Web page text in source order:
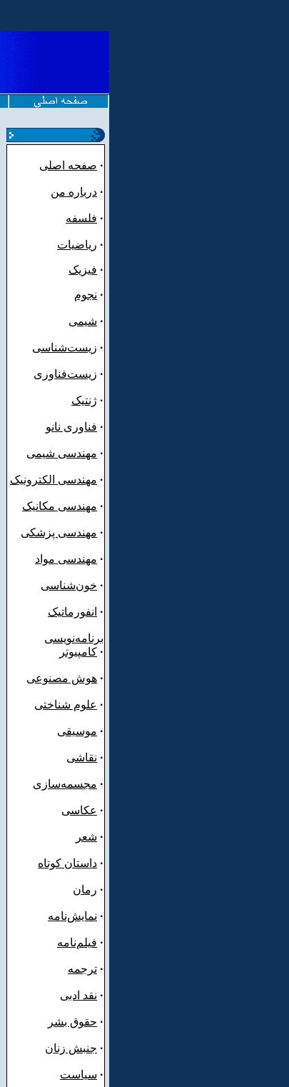
صفحه اصلی ·
درباره من ·
فلسفه ·
ریاضیات ·
فیزیک ·
نجوم ·
شیمی ·
زیست‌شناسی ·
زیست‌فناوری ·
ژنتیک ·
فناوری نانو ·
مهندسی شیمی ·
مهندسی الکترونیک ·
مهندسی مکانیک ·
مهندسی پزشکی ·
مهندسی مواد ·
خون‌شناسی ·
انفورماتیک ·
برنامه‌نویسی
کامپیوتر ·
هوش مصنوعی ·
علوم شناختی ·
موسیقی ·
نقاشی ·
مجسمه‌سازی ·
عکاسی ·
شعر ·
داستان کوتاه ·
رمان ·
نمایش‌نامه ·
فیلم‌نامه ·
ترجمه ·
نقد ادبی ·
حقوق بشر ·
جنبش زنان ·
سیاست ·